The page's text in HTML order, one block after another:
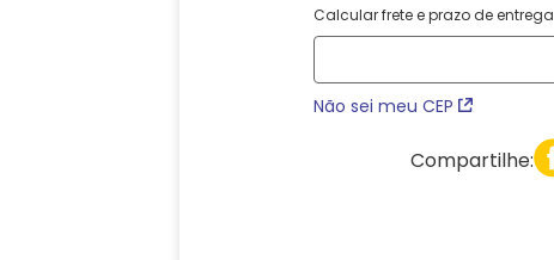
Calcular frete e prazo de entrega
Não sei meu CEP
Compartilhe: